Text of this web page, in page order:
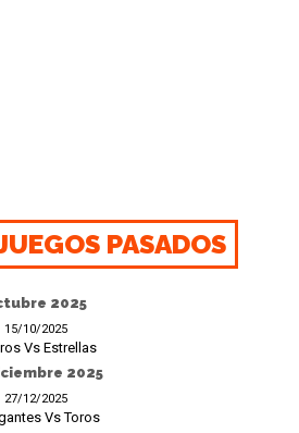
PASADOS
2025
15/10/2025
Vs Estrellas
2025
27/12/2025
Vs Toros